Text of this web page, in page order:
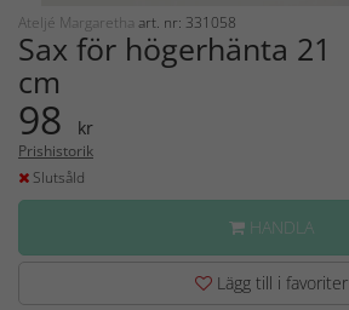
Ateljé Margaretha art. nr: 331058
Sax för högerhänta 21
cm
98 kr
Prishistorik
Slutsåld
HANDLA
Lägg till i favoriter